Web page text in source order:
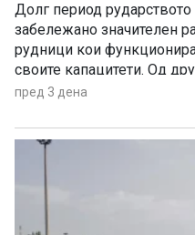
Долг период
забележано значителен
рудници кои
своите капацитети. Од
години се нема
единствена сериозна
за бакар во Иловица.
пред 3 дена